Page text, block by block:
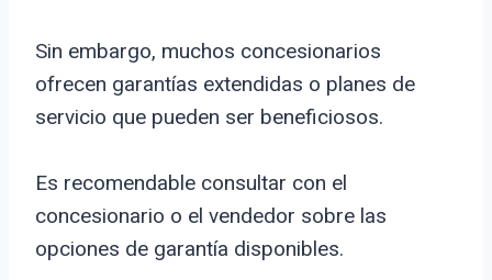
Sin embargo, muchos concesionarios
ofrecen garantías extendidas o planes de
servicio que pueden ser beneficiosos.
Es recomendable consultar con el
concesionario o el vendedor sobre las
opciones de garantía disponibles.